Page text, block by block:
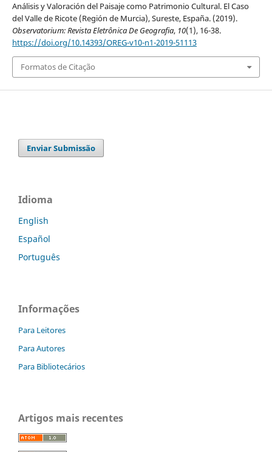
Análisis y Valoración del Paisaje como Patrimonio Cultural. El Caso
del Valle de Ricote (Región de Murcia), Sureste, España. (2019).
Observatorium: Revista Eletrônica De Geografia, 10(1), 16-38.
https://doi.org/10.14393/OREG-v10-n1-2019-51113
Formatos de Citação
Enviar Submissão
Idioma
English
Español
Português
Informações
Para Leitores
Para Autores
Para Bibliotecários
Artigos mais recentes